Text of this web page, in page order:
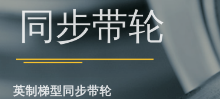
工业橡胶同
橡胶单面齿同步带